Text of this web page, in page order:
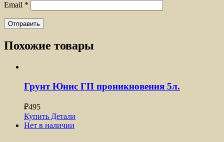
Email *
Похожие товары
Грунт Юнис ГП проникновения 5л.
₽495
Купить Детали
Нет в наличии